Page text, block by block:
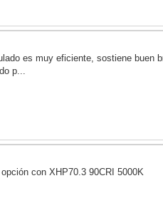
es muy eficiente, sostiene buen
p...
con XHP70.3 90CRI 5000K